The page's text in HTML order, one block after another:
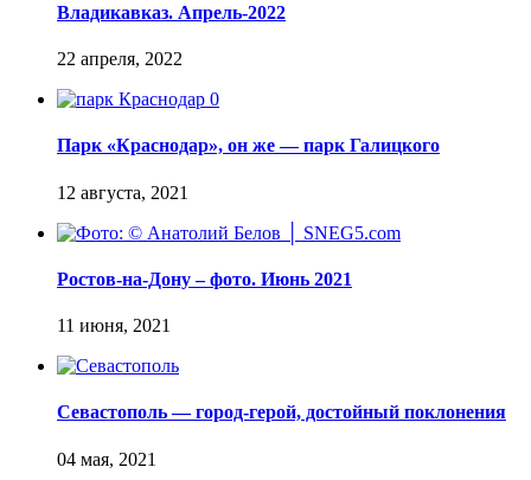
Владикавказ. Апрель-2022
Парк «Краснодар», он же — парк Галицкого
Ростов-на-Дону – фото. Июнь 2021
Севастополь — город-герой, достойный поклонения